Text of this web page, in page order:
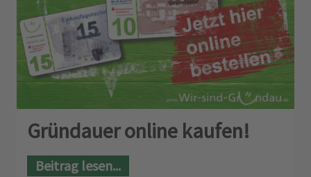
Gründauer online kaufen!
Beitrag lesen...